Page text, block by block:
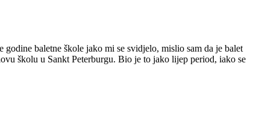
baletne škole jako mi se svidjelo, mislio sam da je balet
školu u Sankt Peterburgu. Bio je to jako lijep period, iako se